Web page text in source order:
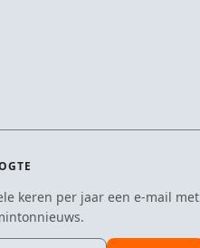
keren per jaar een e-mail met